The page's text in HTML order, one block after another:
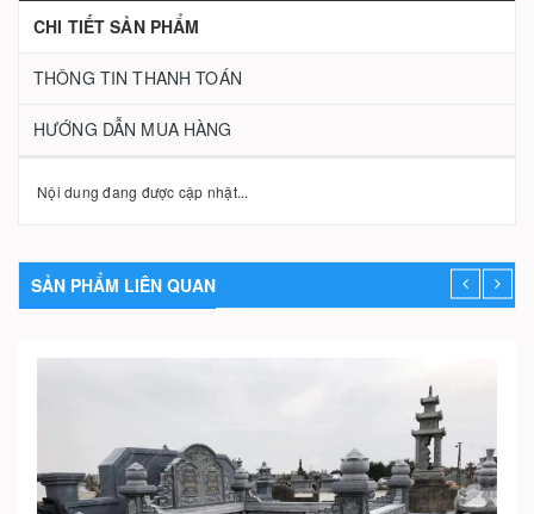
CHI TIẾT SẢN PHẨM
THÔNG TIN THANH TOÁN
HƯỚNG DẪN MUA HÀNG
Nội dung đang được cập nhật...
SẢN PHẨM LIÊN QUAN